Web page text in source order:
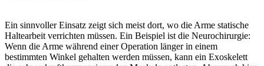
Ein sinnvoller Einsatz zeigt sich meist dort, wo die Arme statische
Haltearbeit verrichten müssen. Ein Beispiel ist die Neurochirurgie:
Wenn die Arme während einer Operation länger in einem
bestimmten Winkel gehalten werden müssen, kann ein Exoskelett